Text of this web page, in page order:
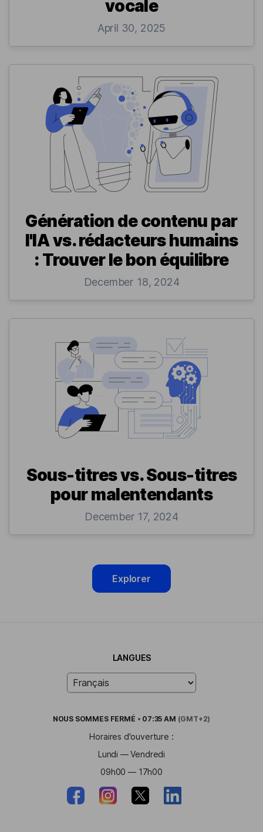
vocale
April 30, 2025
Génération de contenu par
l'IA vs. rédacteurs humains
: Trouver le bon équilibre
December 18, 2024
Sous-titres vs. Sous-titres
pour malentendants
December 17, 2024
Explorer
LANGUES
NOUS SOMMES FERMÉ • 07:35 AM (GMT+2)
Horaires d'ouverture :
Lundi — Vendredi
09h00 — 17h00